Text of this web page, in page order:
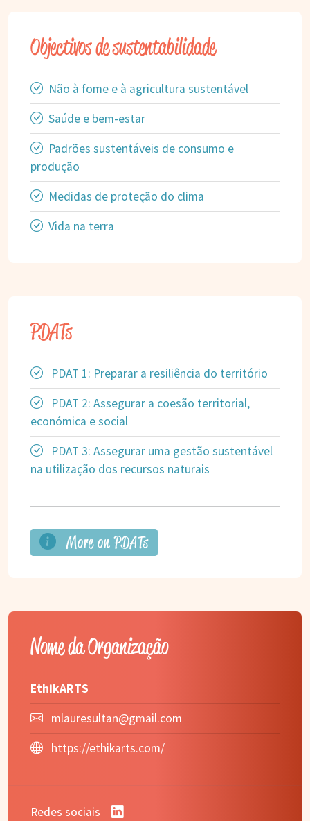
Objectivos de sustentabilidade
Não à fome e à agricultura sustentável
Saúde e bem-estar
Padrões sustentáveis de consumo e
produção
Medidas de proteção do clima
Vida na terra
PDATs
PDAT 1: Preparar a resiliência do território
PDAT 2: Assegurar a coesão territorial,
económica e social
PDAT 3: Assegurar uma gestão sustentável
na utilização dos recursos naturais
More on PDATs
Nome da Organização
EthikARTS
mlauresultan@gmail.com
https://ethikarts.com/
Redes sociais